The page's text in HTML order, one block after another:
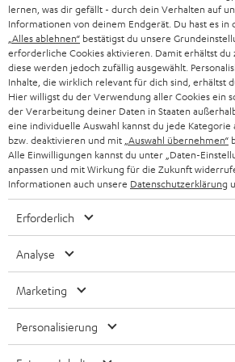
SMART HOME
BLUETOOTH-LAUTSPRECHER
KOPFHÖRER
BLUETOOTH-KOPFHÖRER
STEREOANLAGEN
LAUTSPRECHER
ULTIMA-SERIE
IN-EAR-KOPFHÖRER
FANSHOP
NEUHEITEN
GESCHÄFTSKUNDEN
PARTNERPROGRAMM
BLOG
NEWSLETTER
STORES
DEINE VORTEILE BEI TEUFEL
UNSER MANAGEMENT
NACHHALTIGKEIT
UNSERE WERTE
SCHWEIZ
NIEDERLANDE
BELGIEN
FRANKREICH
POLEN
SPANIEN
ITALIEN
Technische Änderungen, Tippfehler und Irrtum
lernen, was dir gefällt - durch dein Verhalten auf
Informationen von deinem Endgerät. Du hast es in
„Alles ablehnen“ bestätigst du unsere
erforderliche Cookies aktivieren. Damit erhältst du
diese werden jedoch zufällig ausgewählt.
Inhalte, die wirklich relevant für dich sind, erhältst
Hier willigst du der Verwendung aller Cookies ein
der Verarbeitung deiner Daten in Staaten
eine individuelle Auswahl kannst du jede
bzw. deaktivieren und mit „Auswahl übernehmen“
Alle Einwilligungen kannst du unter „Daten-
anpassen und mit Wirkung für die Zukunft
Informationen auch unsere Datenschutzerklärung
Erforderlich
Analyse
Marketing
Personalisierung